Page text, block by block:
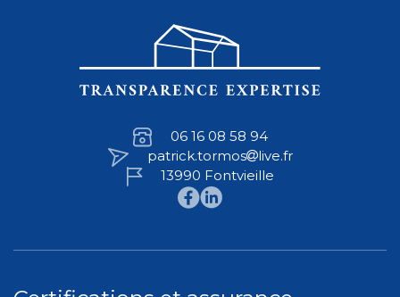
06 16 08 58 94
patrick.tormos
live.fr
13990 Fontvieille